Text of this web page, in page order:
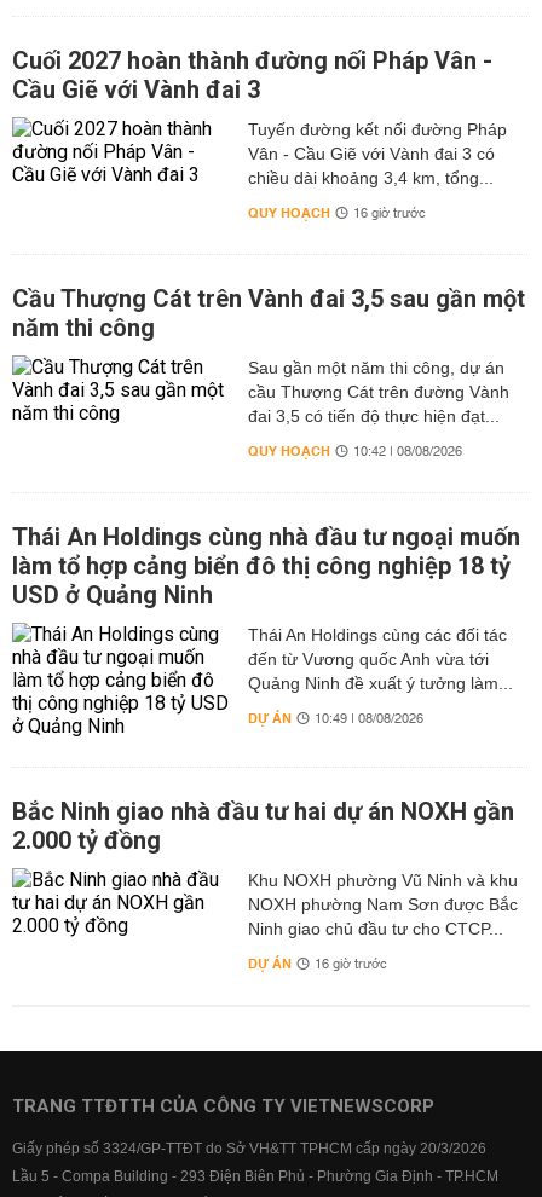
Cuối 2027 hoàn thành đường nối Pháp Vân -
Cầu Giẽ với Vành đai 3
Tuyến đường kết nối đường Pháp
Vân - Cầu Giẽ với Vành đai 3 có
chiều dài khoảng 3,4 km, tổng...
QUY HOẠCH 16 giờ trước
Cầu Thượng Cát trên Vành đai 3,5 sau gần một
năm thi công
Sau gần một năm thi công, dự án
cầu Thượng Cát trên đường Vành
đai 3,5 có tiến độ thực hiện đạt...
QUY HOẠCH 10:42 | 08/08/2026
Thái An Holdings cùng nhà đầu tư ngoại muốn
làm tổ hợp cảng biển đô thị công nghiệp 18 tỷ
USD ở Quảng Ninh
Thái An Holdings cùng các đối tác
đến từ Vương quốc Anh vừa tới
Quảng Ninh đề xuất ý tưởng làm...
DỰ ÁN 10:49 | 08/08/2026
Bắc Ninh giao nhà đầu tư hai dự án NOXH gần
2.000 tỷ đồng
Khu NOXH phường Vũ Ninh và khu
NOXH phường Nam Sơn được Bắc
Ninh giao chủ đầu tư cho CTCP...
DỰ ÁN 16 giờ trước
TRANG TTĐTTH CỦA CÔNG TY VIETNEWSCORP
Giấy phép số 3324/GP-TTĐT do Sở VH&TT TPHCM cấp ngày 20/3/2026
Lầu 5 - Compa Building - 293 Điện Biên Phủ - Phường Gia Định - TP.HCM